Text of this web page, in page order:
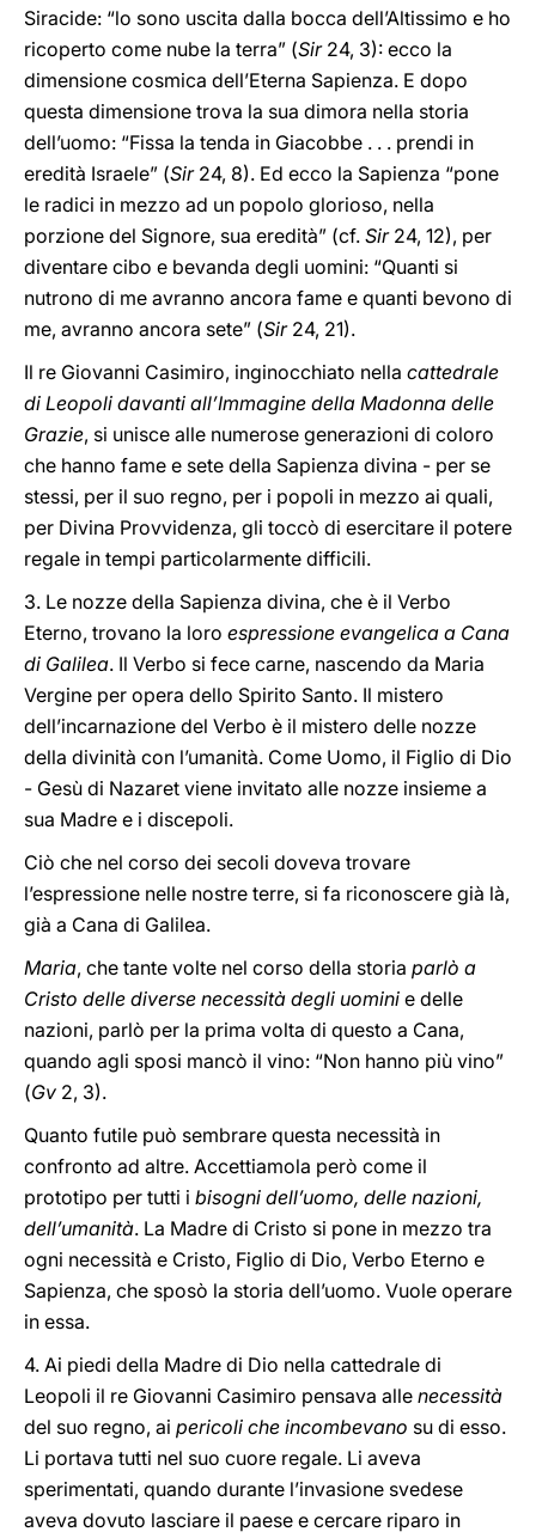
Siracide: “lo sono uscita dalla bocca dell’Altissimo e ho
ricoperto come nube la terra” (Sir24, 3): ecco la
dimensione cosmica dell’Eterna Sapienza. E dopo
questa dimensione trova la sua dimora nella storia
dell’uomo: “Fissa la tenda in Giacobbe . . . prendi in
eredità Israele” (Sir24, 8). Ed ecco la Sapienza “pone
le radici in mezzo ad un popolo glorioso, nella
porzione del Signore, sua eredità” (cf. Sir24, 12), per
diventare cibo e bevanda degli uomini: “Quanti si
nutrono di me avranno ancora fame e quanti bevono di
me, avranno ancora sete” (Sir24, 21).
Il re Giovanni Casimiro, inginocchiato nella cattedrale
di Leopoli davanti all’Immagine della Madonna delle
Grazie, si unisce alle numerose generazioni di coloro
che hanno fame e sete della Sapienza divina - per se
stessi, per il suo regno, per i popoli in mezzo ai quali,
per Divina Provvidenza, gli toccò di esercitare il potere
regale in tempi particolarmente difficili.
3. Le nozze della Sapienza divina, che è il Verbo
Eterno, trovano la loro espressione evangelica a Cana
di Galilea. Il Verbo si fece carne, nascendo da Maria
Vergine per opera dello Spirito Santo. Il mistero
dell’incarnazione del Verbo è il mistero delle nozze
della divinità con l’umanità. Come Uomo, il Figlio di Dio
- Gesù di Nazaret viene invitato alle nozze insieme a
sua Madre e i discepoli.
Ciò che nel corso dei secoli doveva trovare
l’espressione nelle nostre terre, si fa riconoscere già là,
già a Cana di Galilea.
Maria, che tante volte nel corso della storia parlò a
Cristo delle diverse necessità degli uomini e delle
nazioni, parlò per la prima volta di questo a Cana,
quando agli sposi mancò il vino: “Non hanno più vino”
(Gv 2, 3).
Quanto futile può sembrare questa necessità in
confronto ad altre. Accettiamola però come il
prototipo per tutti i bisogni dell’uomo, delle nazioni,
dell’umanità. La Madre di Cristo si pone in mezzo tra
ogni necessità e Cristo, Figlio di Dio, Verbo Eterno e
Sapienza, che sposò la storia dell’uomo. Vuole operare
in essa.
4. Ai piedi della Madre di Dio nella cattedrale di
Leopoli il re Giovanni Casimiro pensava alle necessità
del suo regno, ai pericoli che incombevano su di esso.
Li portava tutti nel suo cuore regale. Li aveva
sperimentati, quando durante l’invasione svedese
aveva dovuto lasciare il paese e cercare riparo in